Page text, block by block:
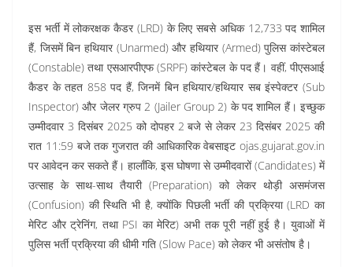
इस भर्ती में लोकरक्षक कैडर (LRD) के लिए सबसे अधिक 12,733 पद शामिल
हैं, जिसमें बिन हथियार (Unarmed) और हथियार (Armed) पुलिस कांस्टेबल
(Constable) तथा एसआरपीएफ (SRPF) कांस्टेबल के पद हैं। वहीं, पीएसआई
कैडर के तहत 858 पद हैं, जिनमें बिन हथियार/हथियार सब इंस्पेक्टर (Sub
Inspector) और जेलर ग्रुप 2 (Jailer Group 2) के पद शामिल हैं। इच्छुक
उम्मीदवार 3 दिसंबर 2025 को दोपहर 2 बजे से लेकर 23 दिसंबर 2025 की
रात 11:59 बजे तक गुजरात की आधिकारिक वेबसाइट ojas.gujarat.gov.in
पर आवेदन कर सकते हैं। हालाँकि, इस घोषणा से उम्मीदवारों (Candidates) में
उत्साह के साथ-साथ तैयारी (Preparation) को लेकर थोड़ी असमंजस
(Confusion) की स्थिति भी है, क्योंकि पिछली भर्ती की प्रक्रिया (LRD का
मेरिट और ट्रेनिंग, तथा PSI का मेरिट) अभी तक पूरी नहीं हुई है। युवाओं में
पुलिस भर्ती प्रक्रिया की धीमी गति (Slow Pace) को लेकर भी असंतोष है।